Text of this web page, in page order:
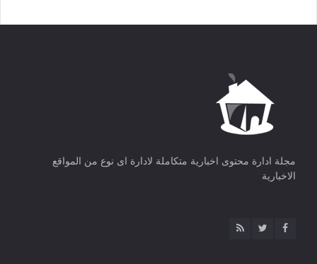
مجلة ادارة محتوى اخبارية متكاملة لادارة اى نوع من المواقع
الاخبارية